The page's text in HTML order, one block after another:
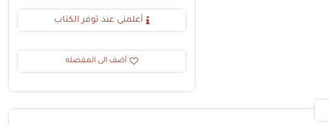
أعلمنى عند توفر الكتاب
أضف الى المفضله